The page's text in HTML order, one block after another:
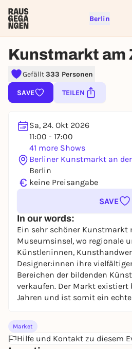
Berlin
Kunstmarkt am
Gefällt333 Personen
SAVE TEILEN
Sa, 24. Okt 2026
11:00 - 17:00
41 more Shows
Berliner Kunstmarkt an
Berlin
€ keine Preisangabe
In our words:
Ein sehr schöner Kunstmarkt
Museumsinsel, wo regionale
Künstler:innen,
Designer:innen ihre
Bereichen der bildenden
verkaufen. Der Markt existiert
Jahren und ist somit ein
SAVE
Market
Hilfe und Kontakt zu diesem
Sign up for free
right
REGISTER FOR
You already have an